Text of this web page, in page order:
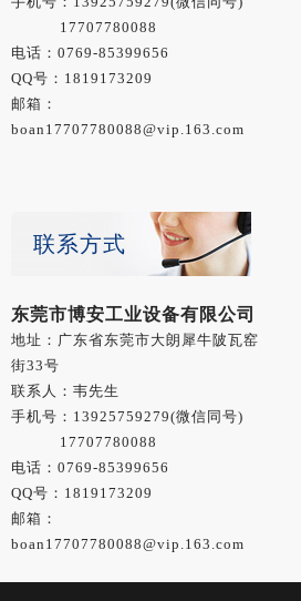
17707780088
电话：0769-85399656
QQ号：1819173209
邮箱：
boan17707780088@vip.163.com
联系方式
东莞市博安工业设备有限公司
地址：广东省东莞市大朗犀牛陂瓦窑
街33号
联系人：韦先生
手机号： 13925759279(微信同号)
17707780088
电话：0769-85399656
QQ号：1819173209
邮箱：
boan17707780088@vip.163.com